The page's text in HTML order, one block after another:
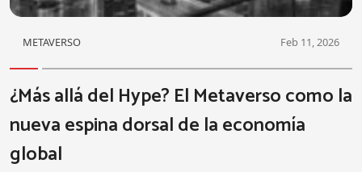
METAVERSO Feb 11, 2026
¿Más allá del Hype? El Metaverso como la
nueva espina dorsal de la economía
global